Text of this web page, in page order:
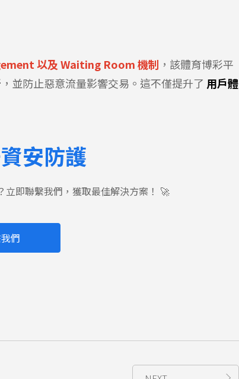
以及 Waiting Room 機制 ，該體育博彩平
，並防止惡意流量影響交易。這不僅提升了 用戶體
安防護
即聯繫我們，獲取最佳解決方案！ 🚀
們